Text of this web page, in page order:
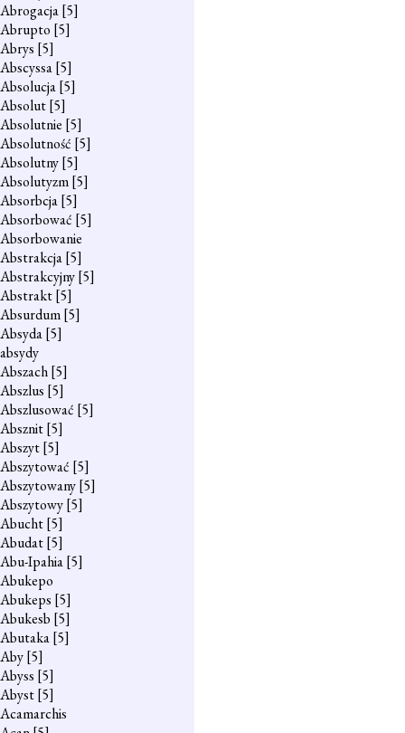
Abrogacja[5]
Abrupto [5]
Abrys [5]
Abscyssa[5]
Absolucja[5]
Absolut[5]
Absolutnie [5]
Absolutność [5]
Absolutny[5]
Absolutyzm[5]
Absorbcja[5]
Absorbować [5]
Absorbowanie
Abstrakcja[5]
Abstrakcyjny[5]
Abstrakt[5]
Absurdum[5]
Absyda[5]
absydy
Abszach[5]
Abszlus [5]
Abszlusować [5]
Absznit[5]
Abszyt[5]
Abszytować [5]
Abszytowany[5]
Abszytowy[5]
Abucht[5]
Abudat[5]
Abu-Ipahia[5]
Abukepo
Abukeps [5]
Abukesb [5]
Abutaka[5]
Aby[5]
Abyss [5]
Abyst[5]
Acamarchis